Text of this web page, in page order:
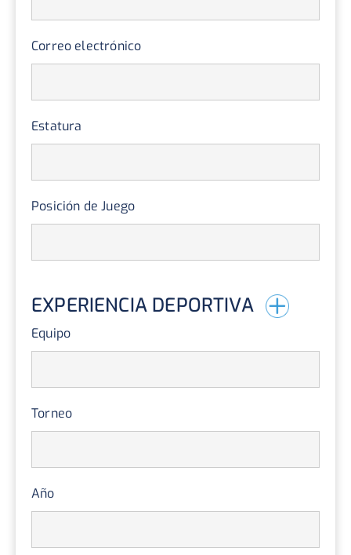
Correo electrónico
Estatura
Posición de Juego
EXPERIENCIA DEPORTIVA
Equipo
Torneo
Año